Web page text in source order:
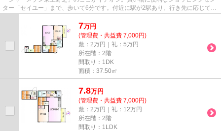
ター「セイユー」まで、歩いて6分です。付近に駅が2駅あり、行き先に応じて使
7万円
(管理費・共益費 7,000円)
敷：2万円｜礼：5万円
所在階：2階
間取り：1DK
面積：37.50㎡
7.8万円
(管理費・共益費 7,000円)
敷：2万円｜礼：12万円
所在階：2階
間取り：1LDK